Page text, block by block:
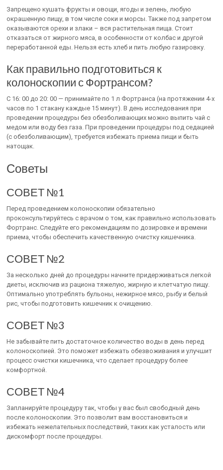
Запрещено кушать фрукты и овощи, ягоды и зелень, любую
окрашенную пищу, в том числе соки и морсы. Также под запретом
оказываются орехи и злаки – вся растительная пища. Стоит
отказаться от жирного мяса, в особенности от колбас и другой
переработанной еды. Нельзя есть хлеб и пить любую газировку.
Как правильно подготовиться к
колоноскопии с Фортрансом?
С 16: 00 до 20: 00 — принимайте по 1 л Фортранса (на протяжении 4-х
часов по 1 стакану каждые 15 минут). В день исследования при
проведении процедуры без обезболивающих можно выпить чай с
медом или воду без газа. При проведении процедуры под седацией
(с обезболивающим), требуется избежать приема пищи и быть
натощак.
Советы
СОВЕТ №1
Перед проведением колоноскопии обязательно
проконсультируйтесь с врачом о том, как правильно использовать
Фортранс. Следуйте его рекомендациям по дозировке и времени
приема, чтобы обеспечить качественную очистку кишечника.
СОВЕТ №2
За несколько дней до процедуры начните придерживаться легкой
диеты, исключив из рациона тяжелую, жирную и клетчатую пищу.
Оптимально употреблять бульоны, нежирное мясо, рыбу и белый
рис, чтобы подготовить кишечник к очищению.
СОВЕТ №3
Не забывайте пить достаточное количество воды в день перед
колоноскопией. Это поможет избежать обезвоживания и улучшит
процесс очистки кишечника, что сделает процедуру более
комфортной.
СОВЕТ №4
Запланируйте процедуру так, чтобы у вас был свободный день
после колоноскопии. Это позволит вам восстановиться и
избежать нежелательных последствий, таких как усталость или
дискомфорт после процедуры.